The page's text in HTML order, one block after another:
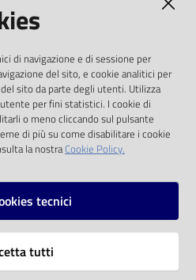
dalla direttiva
dal d.lgs. 36/2006
di navigazione e di sessione per
del sito, e cookie analitici per
sito da parte degli utenti. Utilizza
per fini statistici. I cookie di
o meno cliccando sul pulsante
di più su come disabilitare i cookie
la nostraCookie Policy.
tecnici
tutti